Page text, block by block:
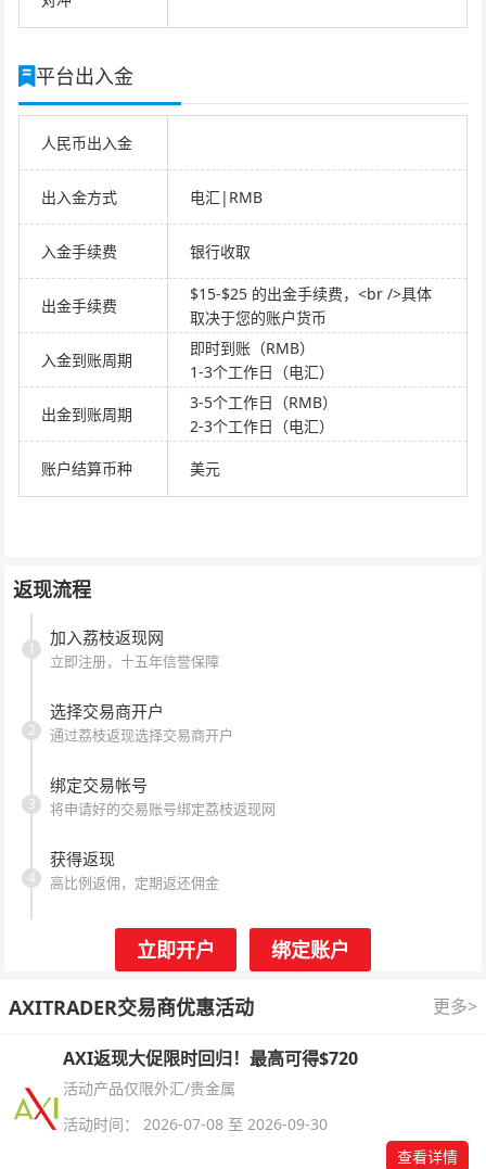
平台出入金
人民币出入金
出入金方式 电汇|RMB
入金手续费 银行收取
出金手续费
$15-$25 的出金手续费，<br />具体
取决于您的账户货币
入金到账周期
即时到账（RMB）
1-3个工作日（电汇）
出金到账周期
3-5个工作日（RMB）
2-3个工作日（电汇）
账户结算币种 美元
返现流程
加入荔枝返现网
立即注册，十五年信誉保障
1
选择交易商开户
通过荔枝返现选择交易商开户
2
绑定交易帐号
将申请好的交易账号绑定荔枝返现网
3
获得返现
高比例返佣，定期返还佣金
4
立即开户 绑定账户
AXITRADER交易商优惠活动 更多>
AXI返现大促限时回归！最高可得$720
活动产品仅限外汇/贵金属
活动时间： 2026-07-08 至 2026-09-30
查看详情